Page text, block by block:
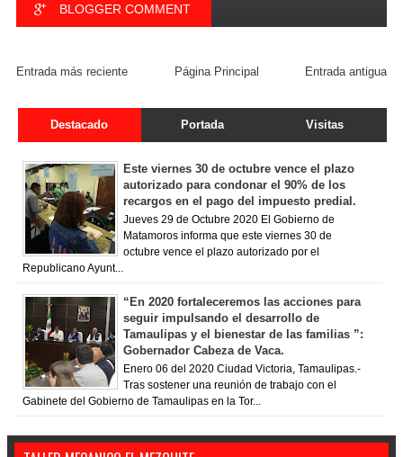
BLOGGER COMMENT
Entrada más reciente Entrada antigua
Página Principal
Destacado Portada Visitas
Este viernes 30 de octubre vence el plazo
autorizado para condonar el 90% de los
recargos en el pago del impuesto predial.
Jueves 29 de Octubre 2020 El Gobierno de
Matamoros informa que este viernes 30 de
octubre vence el plazo autorizado por el
Republicano Ayunt...
“En 2020 fortaleceremos las acciones para
seguir impulsando el desarrollo de
Tamaulipas y el bienestar de las familias ”:
Gobernador Cabeza de Vaca.
Enero 06 del 2020 Ciudad Victoria, Tamaulipas.-
Tras sostener una reunión de trabajo con el
Gabinete del Gobierno de Tamaulipas en la Tor...